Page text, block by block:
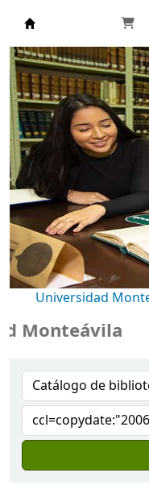
Biblioteca
Universidad